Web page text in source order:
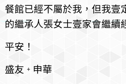
餐館已經不屬於我，但我壹
的繼承人張女士壹家會繼續
平安！
盛友 + 申華